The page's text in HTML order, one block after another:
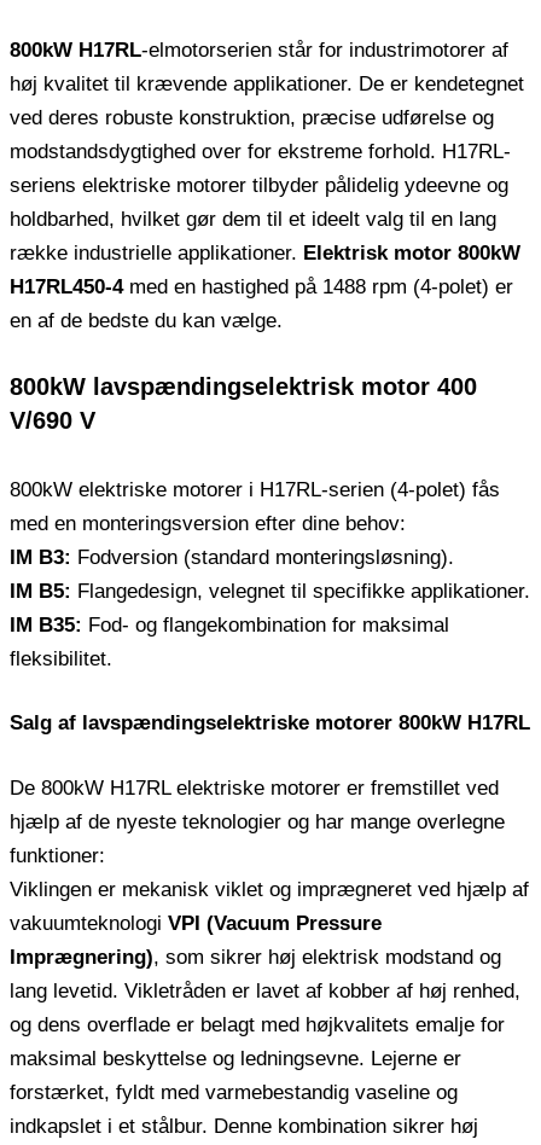
800kW H17RL-elmotorserien står for industrimotorer af
høj kvalitet til krævende applikationer. De er kendetegnet
ved deres robuste konstruktion, præcise udførelse og
modstandsdygtighed over for ekstreme forhold. H17RL-
seriens elektriske motorer tilbyder pålidelig ydeevne og
holdbarhed, hvilket gør dem til et ideelt valg til en lang
række industrielle applikationer. Elektrisk motor 800kW
H17RL450-4med en hastighed på 1488 rpm (4-polet) er
en af ​​de bedste du kan vælge.
800kW lavspændingselektrisk motor 400
V/690 V
800kW elektriske motorer i H17RL-serien (4-polet) fås
med en monteringsversion efter dine behov:
IM B3: Fodversion (standard monteringsløsning).
IM B5: Flangedesign, velegnet til specifikke applikationer.
IM B35: Fod- og flangekombination for maksimal
fleksibilitet.
Salg af lavspændingselektriske motorer 800kW H17RL
De 800kW H17RL elektriske motorer er fremstillet ved
hjælp af de nyeste teknologier og har mange overlegne
funktioner:
Viklingen er mekanisk viklet og imprægneret ved hjælp af
vakuumteknologi VPI (Vacuum Pressure
Imprægnering), som sikrer høj elektrisk modstand og
lang levetid. Vikletråden er lavet af kobber af høj renhed,
og dens overflade er belagt med højkvalitets emalje for
maksimal beskyttelse og ledningsevne. Lejerne er
forstærket, fyldt med varmebestandig vaseline og
indkapslet i et stålbur. Denne kombination sikrer høj